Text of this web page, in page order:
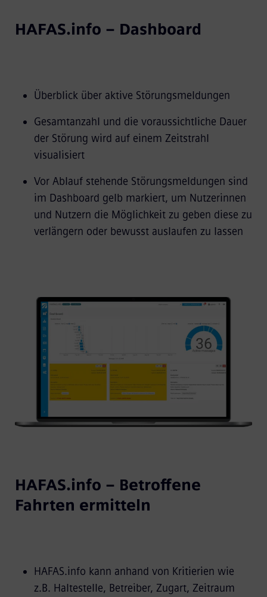
HAFAS.info – Dashboard
Überblick über aktive Störungsmeldungen
Gesamtanzahl und die voraussichtliche Dauer
der Störung wird auf einem Zeitstrahl
visualisiert
Vor Ablauf stehende Störungsmeldungen sind
im Dashboard gelb markiert, um Nutzerinnen
und Nutzern die Möglichkeit zu geben diese zu
verlängern oder bewusst auslaufen zu lassen
HAFAS.info – Betroffene
Fahrten ermitteln
HAFAS.info kann anhand von Kritierien wie
z.B. Haltestelle, Betreiber, Zugart, Zeitraum